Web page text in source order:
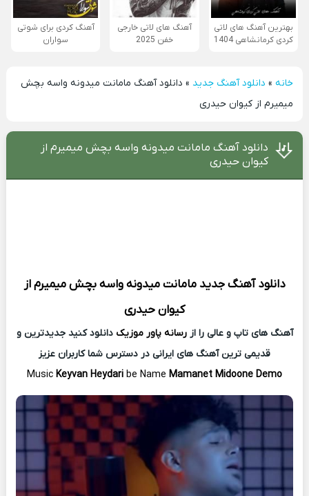
بهترین آهنگ های لاتی
کردی کرمانشاهی 1404
آهنگ های لاتی خارجی
خفن 2025
آهنگ کردی برای شوتی
سواران
خانه» دانلود آهنگ جدید » دانلود آهنگ مامانت میدونه واسه بچش
میمیرم از کیوان حیدری
دانلود آهنگ مامانت میدونه واسه بچش میمیرم از
کیوان حیدری
دانلود آهنگ جدید مامانت میدونه واسه بچش میمیرم از
کیوان حیدری
آهنگ های تاپ و عالی را ازرسانه پاور موزیک دانلود کنید جدیدترین و
قدیمی ترین آهنگ های ایرانی در دسترس شما کاربران عزیز
Music Keyvan Heydari be Name Mamanet Midoone Demo